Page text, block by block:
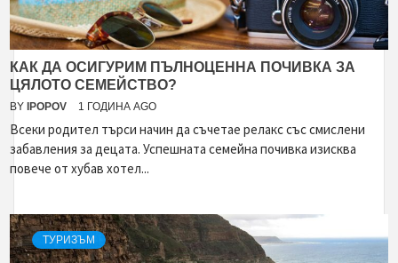
КАК ДА ОСИГУРИМ ПЪЛНОЦЕННА ПОЧИВКА ЗА
ЦЯЛОТО СЕМЕЙСТВО?
BY IPOPOV 1 ГОДИНА AGO
Всеки родител търси начин да съчетае релакс със смислени
забавления за децата. Успешната семейна почивка изисква
повече от хубав хотел...
ТУРИЗЪМ